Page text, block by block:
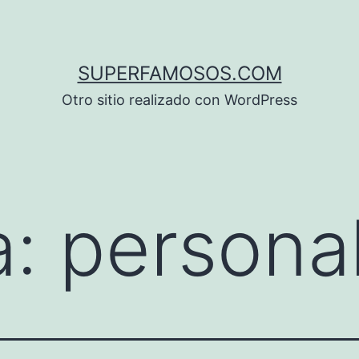
SUPERFAMOSOS.COM
Otro sitio realizado con WordPress